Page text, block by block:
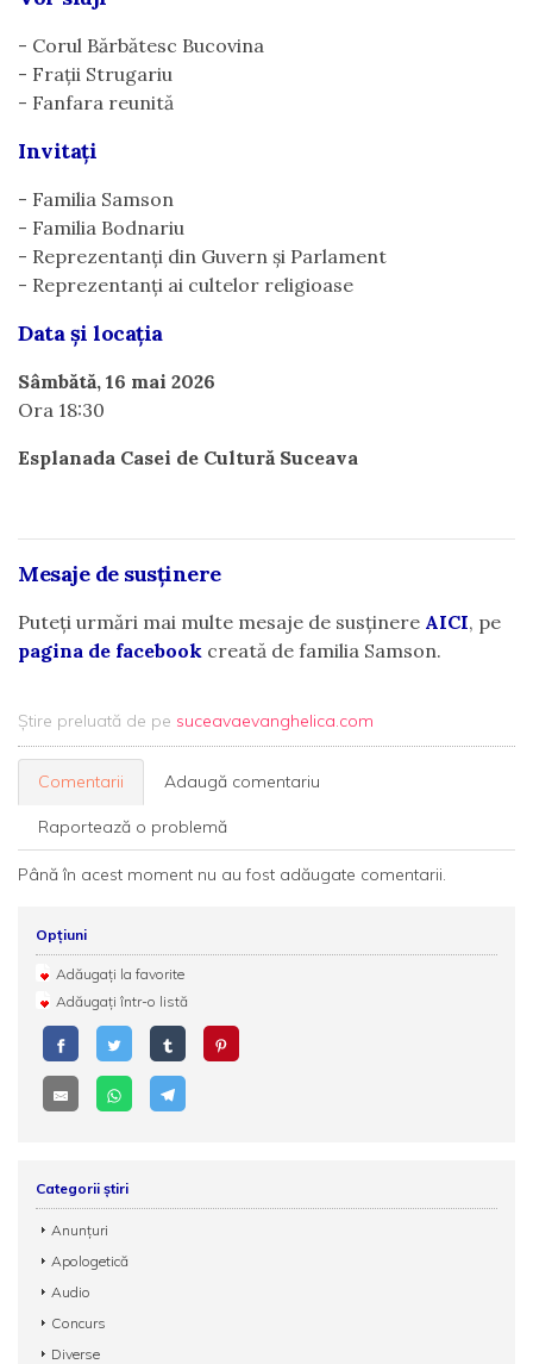
- Corul Bărbătesc Bucovina
- Frații Strugariu
- Fanfara reunită
Invitați
- Familia Samson
- Familia Bodnariu
- Reprezentanți din Guvern și Parlament
- Reprezentanți ai cultelor religioase
Data și locația
Sâmbătă, 16 mai 2026
Ora 18:30
Esplanada Casei de Cultură Suceava
Mesaje de susținere
Puteți urmări mai multe mesaje de susținere AICI, pe
pagina de facebook creată de familia Samson.
Știre preluată de pe suceavaevanghelica.com
Comentarii Adaugă comentariu
Raportează o problemă
Până în acest moment nu au fost adăugate comentarii.
Opțiuni
Adăugați la favorite
Adăugați într-o listă
Categorii știri
Anunțuri
Apologetică
Audio
Concurs
Diverse